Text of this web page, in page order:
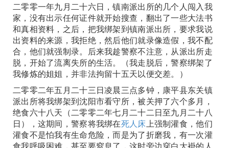
二零零一年九月二十六日，镇南派出所的几个人闯入我
家，没有出示任何证件就开始搜查，翻出了一些大法书
和真相资料，之后，把我绑架到镇南派出所，要求我说
出资料的来源，我拒绝，然后他们就录像造假，我不配
合，他们就强制录。后来我趁警察不注意，从派出所走
脱，开始了流离失所的生活。（我走脱后，警察绑架了
我修炼的姐姐，并非法拘留十五天以便交差。）
二零零二年五月二十三日凌晨三点多钟，康平县东关镇
派出所将我绑架到沈阳市看守所，被关押了六个多月，
绝食六十八天（二零零二年七月二十二日至九月二十八
日），这期间，警察将我绑在死人床上强制灌食，他们
灌食不是怕我有生命危险，而是为了折磨我，有一次灌